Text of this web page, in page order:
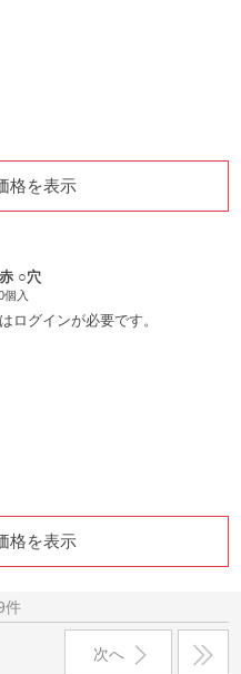
格を表示
○穴
個入
ログインが必要です。
格を表示
件
次へ